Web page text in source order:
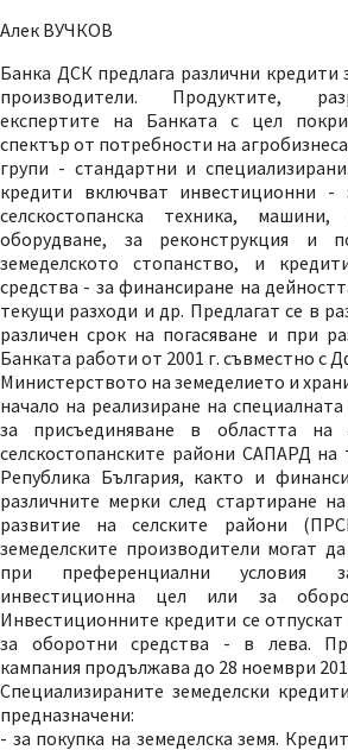
Алек ВУЧКОВ
Банка ДСК предлага различни кредити
производители. Продуктите,
експертите на Банката с цел
спектър от потребности на
групи - стандартни и
кредити включват инвестиционни -
селскостопанска техника,
оборудване, за реконструкция и
земеделското стопанство, и
средства - за финансиране на
текущи разходи и др. Предлагат се в
различен срок на погасяване и при
Банката работи от 2001 г. съвместно с
Министерството на земеделието и
начало на реализиране на
за присъединяване в областта на
селскостопанските райони САПАРД на
Република България, както и
различните мерки след стартиране
развитие на селските райони
земеделските производители могат
при преференциални
инвестиционна цел или за
Инвестиционните кредити се
за оборотни средства - в лева.
кампания продължава до 28 ноември
Специализираните земеделски
предназначени:
- за покупка на земеделска земя.